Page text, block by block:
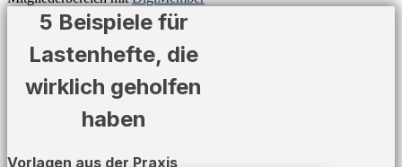
5 Beispiele für
Lastenhefte, die
wirklich geholfen
haben
Vorlagen aus der Praxis